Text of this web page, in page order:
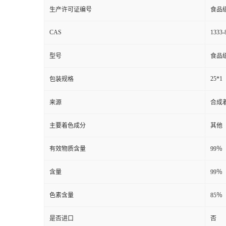
生产许可证编号 食品
CAS 1333-
型号 食品
包装规格 25*1
来源 合成
主要着色成分 其他
有效物质含量 99％
含量 99％
色素含量 85％
是否进口 否